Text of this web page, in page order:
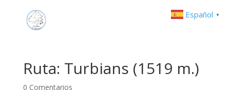
Ruta: Turbians (1519 m.)
0 Comentarios
Español ▼